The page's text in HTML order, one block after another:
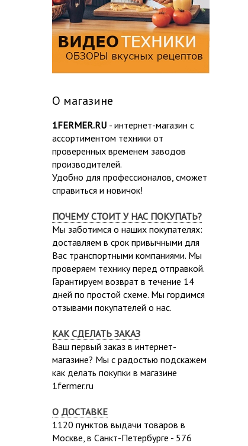
О магазине
1FERMER.RU - интернет-магазин с
ассортиментом техники от
проверенных временем заводов
производителей.
Удобно для профессионалов, сможет
справиться и новичок!
ПОЧЕМУ СТОИТ У НАС ПОКУПАТЬ?
Мы заботимся о наших покупателях:
доставляем в срок привычными для
Вас транспортными компаниями. Мы
проверяем технику перед отправкой.
Гарантируем возврат в течение 14
дней по простой схеме. Мы гордимся
отзывами покупателей о нас.
КАК СДЕЛАТЬ ЗАКАЗ
Ваш первый заказ в интернет-
магазине? Мы с радостью подскажем
как делать покупки в магазине
1fermer.ru
О ДОСТАВКЕ
1120 пунктов выдачи товаров в
Москве, в Санкт-Петербурге - 576